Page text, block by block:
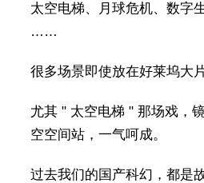
太空电梯、月球危机、数字
……
很多场景即使放在好莱坞大
尤其 " 太空电梯 " 那场戏，
空空间站，一气呵成。
过去我们的国产科幻，都是